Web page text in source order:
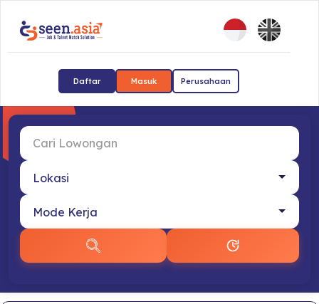
Daftar Masuk Perusahaan